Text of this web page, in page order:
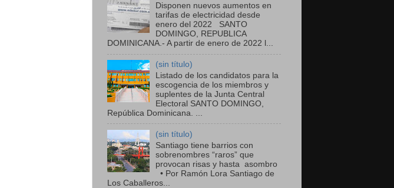
Disponen nuevos aumentos en
tarifas de electricidad desde
enero del 2022 SANTO
DOMINGO, REPUBLICA
DOMINICANA.- A partir de enero de 2022 l...
(sin título)
Listado de los candidatos para la
escogencia de los miembros y
suplentes de la Junta Central
Electoral SANTO DOMINGO,
República Dominicana. ...
(sin título)
Santiago tiene barrios con
sobrenombres “raros” que
provocan risas y hasta asombro
• Por Ramón Lora Santiago de
Los Caballeros...